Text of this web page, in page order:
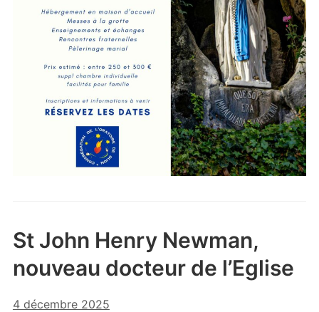
St John Henry Newman,
nouveau docteur de l’Eglise
4 décembre 2025